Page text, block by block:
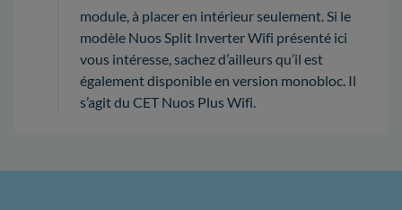
module, à placer en intérieur seulement. Si le
modèle Nuos Split Inverter Wifi présenté ici
vous intéresse, sachez d’ailleurs qu’il est
également disponible en version monobloc. Il
s’agit du CET Nuos Plus Wifi.